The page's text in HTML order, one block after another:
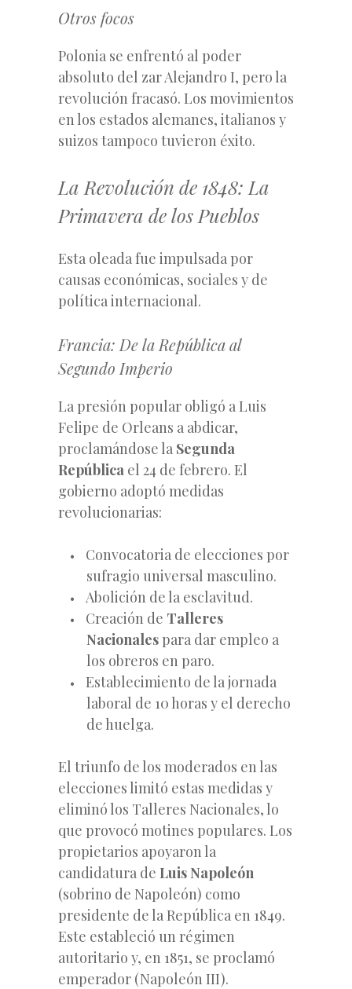
Otros focos
Polonia se enfrentó al poder
absoluto del zar Alejandro I, pero la
revolución fracasó. Los movimientos
en los estados alemanes, italianos y
suizos tampoco tuvieron éxito.
La Revolución de 1848: La
Primavera de los Pueblos
Esta oleada fue impulsada por
causas económicas, sociales y de
política internacional.
Francia: De la República al
Segundo Imperio
La presión popular obligó a Luis
Felipe de Orleans a abdicar,
proclamándose la Segunda
República el 24 de febrero. El
gobierno adoptó medidas
revolucionarias:
Convocatoria de elecciones por
sufragio universal masculino.
Abolición de la esclavitud.
Creación de Talleres
Nacionales para dar empleo a
los obreros en paro.
Establecimiento de la jornada
laboral de 10 horas y el derecho
de huelga.
El triunfo de los moderados en las
elecciones limitó estas medidas y
eliminó los Talleres Nacionales, lo
que provocó motines populares. Los
propietarios apoyaron la
candidatura de Luis Napoleón
(sobrino de Napoleón) como
presidente de la República en 1849.
Este estableció un régimen
autoritario y, en 1851, se proclamó
emperador (Napoleón III).